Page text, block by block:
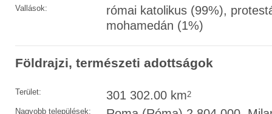
Vallások:
római katolikus (99%),
mohamedán (1%)
Földrajzi, természeti adottságok
Terület: 301 302.00 km2
Nagyobb települések: